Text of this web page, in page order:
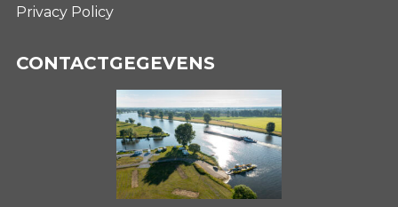
Privacy Policy
CONTACTGEGEVENS